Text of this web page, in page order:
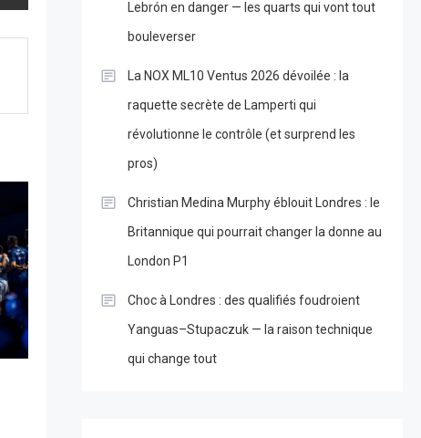
Lebrón en danger — les quarts qui vont tout
bouleverser
La NOX ML10 Ventus 2026 dévoilée : la
raquette secrète de Lamperti qui
révolutionne le contrôle (et surprend les
pros)
Christian Medina Murphy éblouit Londres : le
Britannique qui pourrait changer la donne au
London P1
Choc à Londres : des qualifiés foudroient
Yanguas–Stupaczuk — la raison technique
qui change tout